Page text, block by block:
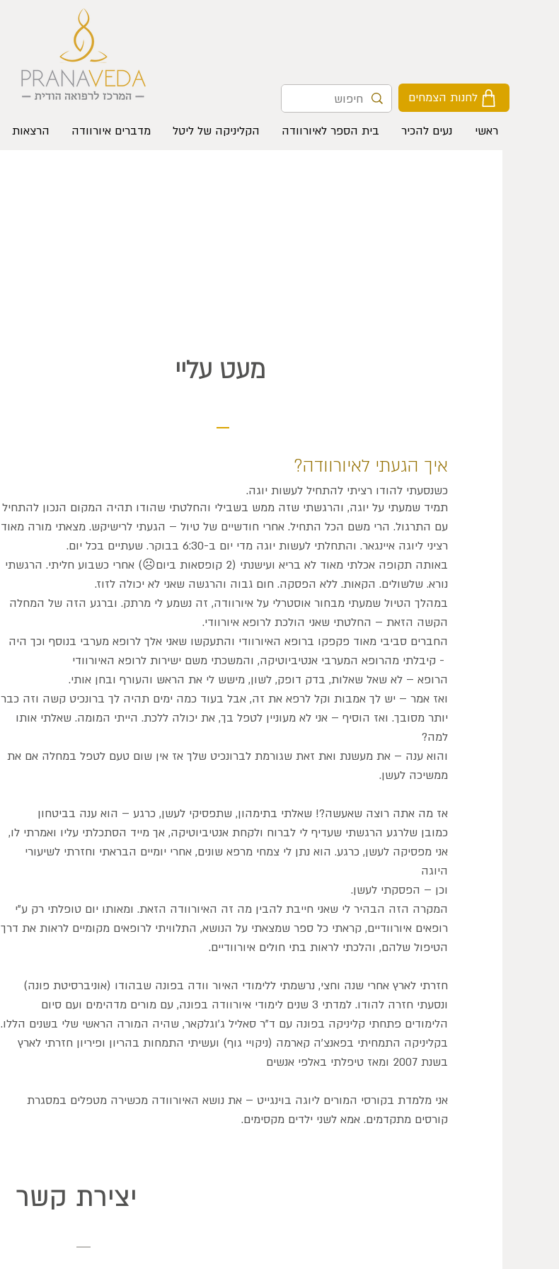
ראשי נעים להכיר בית הספר לאיורוודה הקליניקה של ליטל מדברים איורוודה הרצאות
לחנות הצמחים
מעט עליי
איך הגעתי לאיורוודה?
כשנסעתי להודו רציתי להתחיל לעשות יוגה.
תמיד שמעתי על יוגה, והרגשתי שזה ממש בשבילי והחלטתי שהודו תהיה המקום הנכון להתחיל
עם התרגול. הרי משם הכל התחיל. אחרי חודשיים של טיול – הגעתי לרישיקש. מצאתי מורה מאוד
רציני ליוגה איינגאר. והתחלתי לעשות יוגה מדי יום ב-6:30 בבוקר. שעתיים בכל יום.
באותה תקופה אכלתי מאוד לא בריא ועישנתי (2 קופסאות ביום☹) אחרי כשבוע חליתי. הרגשתי
נורא. שלשולים. הקאות. ללא הפסקה. חום גבוה והרגשה שאני לא יכולה לזוז.
במהלך הטיול שמעתי מבחור אוסטרלי על איורוודה, זה נשמע לי מרתק. וברגע הזה של המחלה
הקשה הזאת – החלטתי שאני הולכת לרופא איורוודי.
החברים סביבי מאוד פקפקו ברופא האיורוודי והתעקשו שאני אלך לרופא מערבי בנוסף וכך היה
- קיבלתי מהרופא המערבי אנטיביוטיקה, והמשכתי משם ישירות לרופא האיורוודי
הרופא – לא שאל שאלות, בדק דופק, לשון, מישש לי את הראש והעורף ובחן אותי.
ואז אמר – יש לך אמבות וקל לרפא את זה, אבל בעוד כמה ימים תהיה לך ברונכיט קשה וזה כבר
יותר מסובך. ואז הוסיף – אני לא מעוניין לטפל בך, את יכולה ללכת. הייתי המומה. שאלתי אותו
למה?
והוא ענה – את מעשנת ואת זאת שגורמת לברונכיט שלך אז אין שום טעם לטפל במחלה אם את
ממשיכה לעשן.
אז מה אתה רוצה שאעשה?! שאלתי בתימהון, שתפסיקי לעשן, כרגע – הוא ענה בביטחון
כמובן שלרגע הרגשתי שעדיף לי לברוח ולקחת אנטיביוטיקה, אך מייד הסתכלתי עליו ואמרתי לו,
אני מפסיקה לעשן, כרגע. הוא נתן לי צמחי מרפא שונים, אחרי יומיים הבראתי וחזרתי לשיעורי
היוגה
וכן – הפסקתי לעשן.
המקרה הזה הבהיר לי שאני חייבת להבין מה זה האיורוודה הזאת. ומאותו יום טופלתי רק ע"י
רופאים איורוודיים, קראתי כל ספר שמצאתי על הנושא, התלוויתי לרופאים מקומיים לראות את דרך
הטיפול שלהם, והלכתי לראות בתי חולים איורוודיים.
חזרתי לארץ אחרי שנה וחצי, נרשמתי ללימודי האיור וודה בפונה שבהודו (אוניברסיטת פונה)
ונסעתי חזרה להודו. למדתי 3 שנים לימודי איורוודה בפונה, עם מורים מדהימים ועם סיום
הלימודים פתחתי קליניקה בפונה עם ד"ר סאליל ג'וגלקאר, שהיה המורה הראשי שלי בשנים הללו.
בקליניקה התמחיתי בפאנצ'ה קארמה (ניקויי גוף) ועשיתי התמחות בהריון ופיריון חזרתי לארץ
בשנת 2007 ומאז טיפלתי באלפי אנשים
אני מלמדת בקורסי המורים ליוגה בוינגייט – את נושא האיורוודה מכשירה מטפלים במסגרת
קורסים מתקדמים. אמא לשני ילדים מקסימים.
יצירת קשר